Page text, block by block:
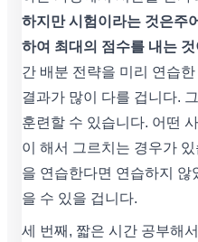
하지만 시험이라는 것은주
하여 최대의 점수를 내는
간 배분 전략을 미리 연습
결과가 많이 다를 겁니다.
훈련할 수 있습니다. 어떤
이 해서 그르치는 경우가
을 연습한다면 연습하지 않
을 수 있을 겁니다.
세 번째, 짧은 시간 공부해